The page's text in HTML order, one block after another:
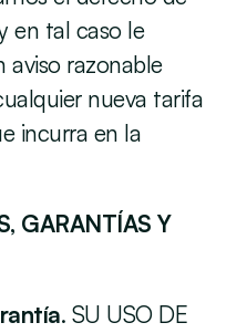
en tal caso le
aviso razonable
nueva tarifa
incurra en la
GARANTÍAS Y
. SU USO DE